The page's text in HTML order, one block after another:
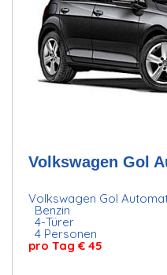
Volkswagen Gol
Volkswagen Gol
Benzin
4-Türer
4 Personen
pro Tag € 45